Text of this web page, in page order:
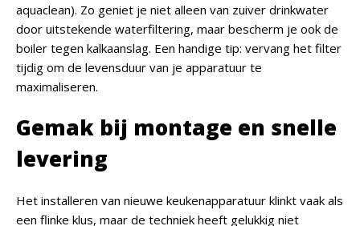
aquaclean). Zo geniet je niet alleen van zuiver drinkwater
door uitstekende waterfiltering, maar bescherm je ook de
boiler tegen kalkaanslag. Een handige tip: vervang het filter
tijdig om de levensduur van je apparatuur te
maximaliseren.
Gemak bij montage en snelle
levering
Het installeren van nieuwe keukenapparatuur klinkt vaak als
een flinke klus, maar de techniek heeft gelukkig niet